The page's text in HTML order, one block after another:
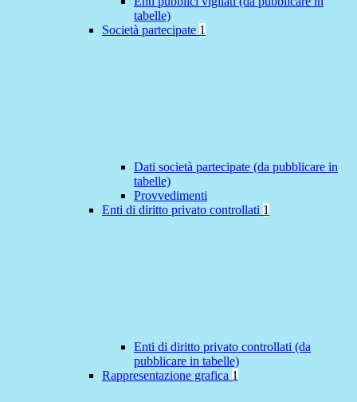
tabelle)
Società partecipate 1
Dati società partecipate (da pubblicare in
tabelle)
Provvedimenti
Enti di diritto privato controllati 1
Enti di diritto privato controllati (da
pubblicare in tabelle)
Rappresentazione grafica 1